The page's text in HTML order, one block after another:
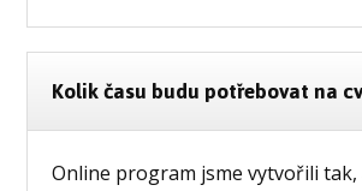
Kolik času budu potřebovat na
Online program jsme vytvořili tak,